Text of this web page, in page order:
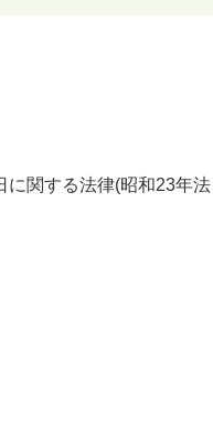
に関する法律(昭和23年法